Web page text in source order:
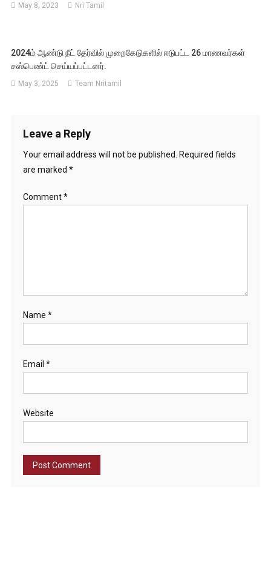
May 8, 2023 Nri Tamil
2024ம் ஆண்டு நீட் தேர்வில் முறைகேடுகளில் ஈடுபட்ட 26 மாணவர்கள்
சஸ்பெண்ட் செய்யப்பட்டனர்.
May 3, 2025 Team Nritamil
Leave a Reply
Your email address will not be published.
Required fields
are marked *
Comment*
Name *
Email *
Website